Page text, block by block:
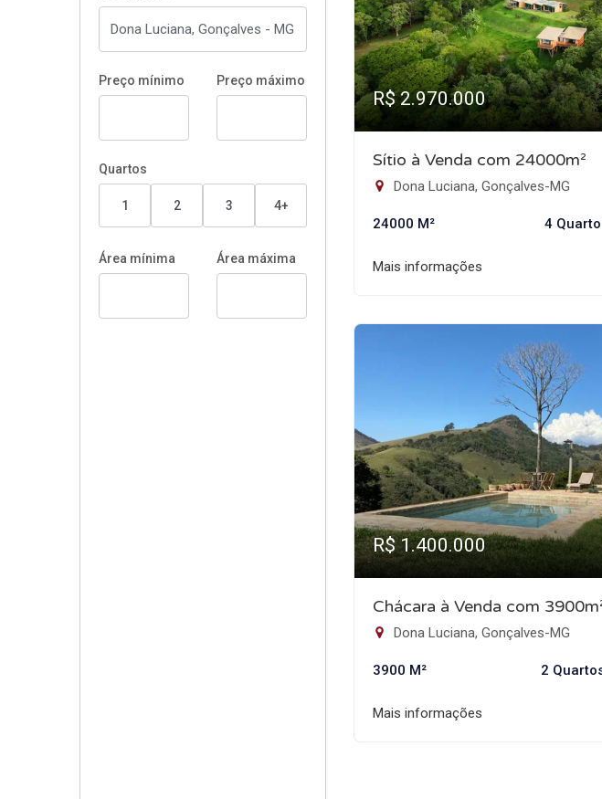
Preço mínimo Preço máximo
Quartos
1 2 3 4+
Área mínima Área máxima
R$ 2.970.000
Sítio à Venda com 24000m²
Dona Luciana, Gonçalves-MG
24000 M² 4
Mais informações
R$ 1.400.000
Chácara à Venda com
Dona Luciana, Gonçalves-MG
3900 M² 2
Mais informações